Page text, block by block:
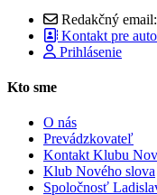
Redakčný
Kontakt pre
Prihlásenie
Kto sme
O nás
Prevádzkovateľ
Kontakt Klubu
Klub Nového slova
Spoločnosť